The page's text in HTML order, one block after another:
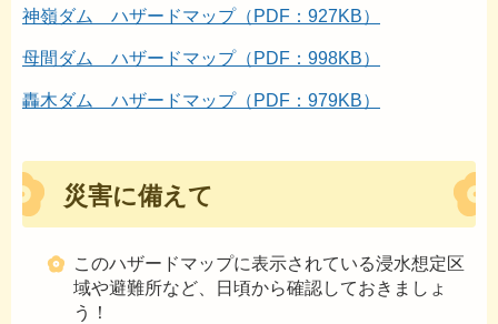
神嶺ダム ハザードマップ（PDF：927KB）
母間ダム ハザードマップ（PDF：998KB）
轟木ダム ハザードマップ（PDF：979KB）
災害に備えて
このハザードマップに表示されている浸水想定区
域や避難所など、日頃から確認しておきましょ
う！